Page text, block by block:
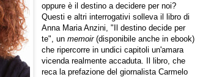
oppure è il destino a decidere per noi?
Questi e altri interrogativi solleva il libro di
Anna Maria Anzini, "Il destino decide per
te", unmemoir(disponibile anche in ebook)
che ripercorre in undici capitoli un'amara
vicenda realmente accaduta. Il libro, che
reca la prefazione del giornalista Carmelo